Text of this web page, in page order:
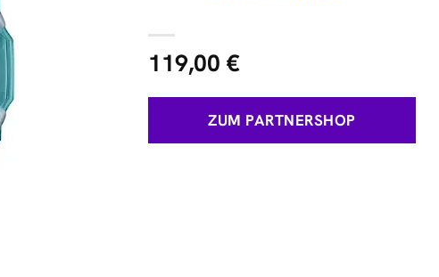
119,00 €
ZUM PARTNERSHOP